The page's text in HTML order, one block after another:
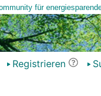
Registrieren